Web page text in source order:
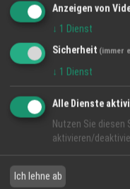
KONTAKT
Anzeigen von
↓ 1 Dienst
Sicherheit (immer
↓ 1 Dienst
Alle Dienste
Nutzen Sie diesen
aktivieren/
Ich lehne ab